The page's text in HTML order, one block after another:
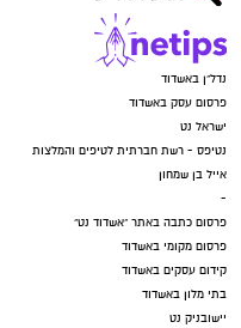
נדל"ן באשדוד
פרסום עסק באשדוד
ישראל נט
נטיפס - רשת חברתית לטיפים והמלצות
אייל בן שמחון
-
פרסום כתבה באתר "אשדוד נט"
פרסום מקומי באשדוד
קידום עסקים באשדוד
בתי מלון באשדוד
יישובניק נט